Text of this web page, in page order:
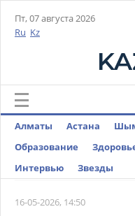
Пт, 07 августа 2026
Ru Kz
Алматы Астана
Образование
Интервью
Звезды
16-05-2026, 14:50